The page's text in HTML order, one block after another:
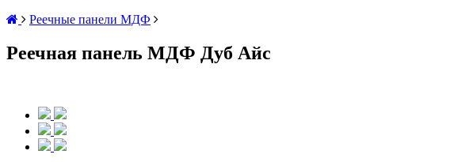
Реечные панели МДФ
Реечная панель МДФ Дуб Айс